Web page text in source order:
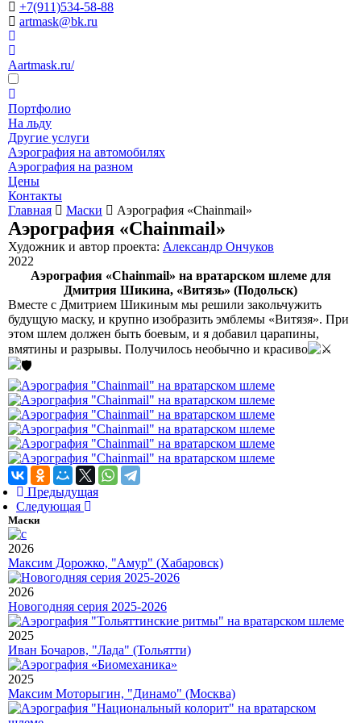
+7(911)534-58-88
artmask@bk.ru
Aartmask.ru/
Портфолио
На льду
Другие услуги
Аэрография на автомобилях
Аэрография на разном
Цены
Контакты
Главная
Маски Аэрография «Chainmail»
Аэрография «Chainmail»
Художник и автор проекта: Александр Ончуков
2022
Аэрография «Chainmail» на вратарском шлеме для
Дмитрия Шикина, «Витязь» (Подольск)
Вместе с Дмитрием Шикиным мы решили закольчужить
будущую маску, и крупно изобразить эмблемы «Витязя». При
этом шлем должен быть боевым, и я добавил царапины,
вмятины и разрывы. Получилось необычно и красиво
Предыдущая
Следующая
Маски
2026
Максим Дорожко, "Амур" (Хабаровск)
2026
Новогодняя серия 2025-2026
2025
Иван Бочаров, "Лада" (Тольятти)
2025
Максим Моторыгин, "Динамо" (Москва)